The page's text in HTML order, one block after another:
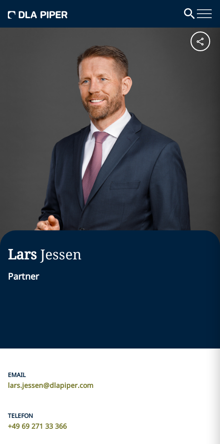
Lars Jessen
Partner
EMAIL
lars.jessen@dlapiper.com
TELEFON
+49 69 271 33 366